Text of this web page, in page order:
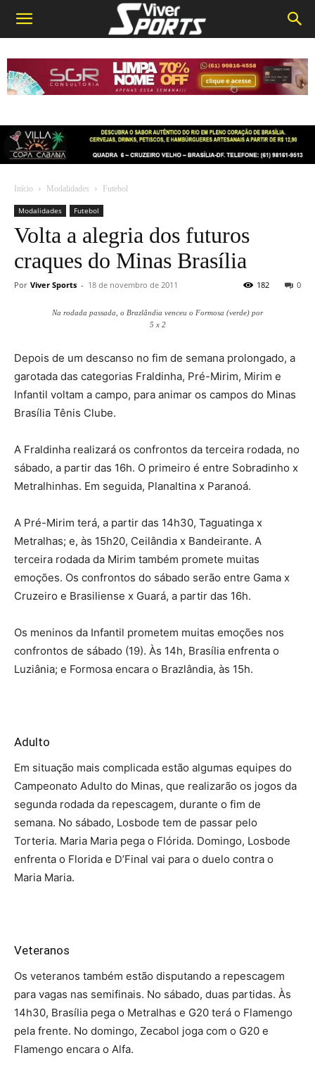
Início Modalidades Futebol
Modalidades Futebol
Volta a alegria dos futuros
craques do Minas Brasília
Por Viver Sports - 18 de novembro de 2011 0
182
Na rodada passada, o Brazlândia venceu o Formosa (verde) por
5 x 2
Depois de um descanso no fim de semana prolongado, a
garotada das categorias Fraldinha, Pré-Mirim, Mirim e
Infantil voltam a campo, para animar os campos do Minas
Brasília Tênis Clube.
A Fraldinha realizará os confrontos da terceira rodada, no
sábado, a partir das 16h. O primeiro é entre Sobradinho x
Metralhinhas. Em seguida, Planaltina x Paranoá.
A Pré-Mirim terá, a partir das 14h30, Taguatinga x
Metralhas; e, às 15h20, Ceilândia x Bandeirante. A
terceira rodada da Mirim também promete muitas
emoções. Os confrontos do sábado serão entre Gama x
Cruzeiro e Brasiliense x Guará, a partir das 16h.
Os meninos da Infantil prometem muitas emoções nos
confrontos de sábado (19). Às 14h, Brasília enfrenta o
Luziânia; e Formosa encara o Brazlândia, às 15h.
Adulto
Em situação mais complicada estão algumas equipes do
Campeonato Adulto do Minas, que realizarão os jogos da
segunda rodada da repescagem, durante o fim de
semana. No sábado, Losbode tem de passar pelo
Torteria. Maria Maria pega o Flórida. Domingo, Losbode
enfrenta o Florida e D’Final vai para o duelo contra o
Maria Maria.
Veteranos
Os veteranos também estão disputando a repescagem
para vagas nas semifinais. No sábado, duas partidas. Às
14h30, Brasília pega o Metralhas e G20 terá o Flamengo
pela frente. No domingo, Zecabol joga com o G20 e
Flamengo encara o Alfa.